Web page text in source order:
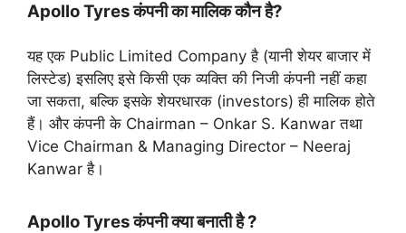
Apollo Tyres कंपनी का मालिक कौन है?
यह एक Public Limited Company है (यानी शेयर बाजार में
लिस्टेड) इसलिए इसे किसी एक व्यक्ति की निजी कंपनी नहीं कहा
जा सकता, बल्कि इसके शेयरधारक (investors) ही मालिक होते
हैं। और कंपनी के Chairman – Onkar S. Kanwar तथा
Vice Chairman & Managing Director – Neeraj
Kanwar है।
Apollo Tyres कंपनी क्या बनाती है ?